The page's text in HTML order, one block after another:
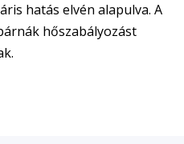
hatás elvén alapulva. A
hőszabályozást